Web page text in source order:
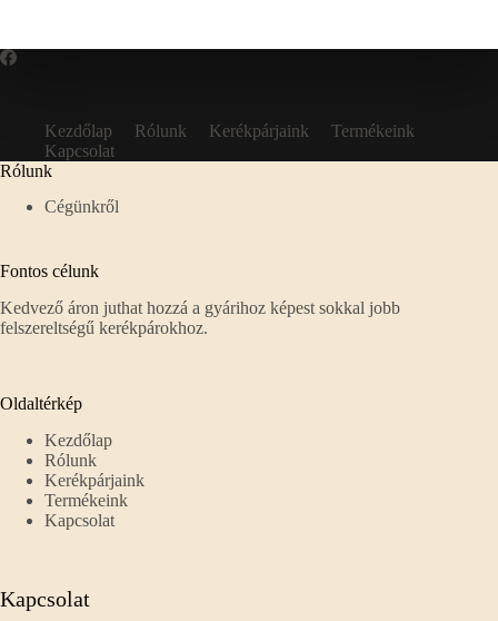
Kezdőlap Rólunk Kerékpárjaink
Termékeink
Kapcsolat
Rólunk
Cégünkről
Fontos célunk
Kedvező áron juthat hozzá a gyárihoz képest sokkal jobb
felszereltségű kerékpárokhoz.
Oldaltérkép
Kezdőlap
Rólunk
Kerékpárjaink
Termékeink
Kapcsolat
Kapcsolat